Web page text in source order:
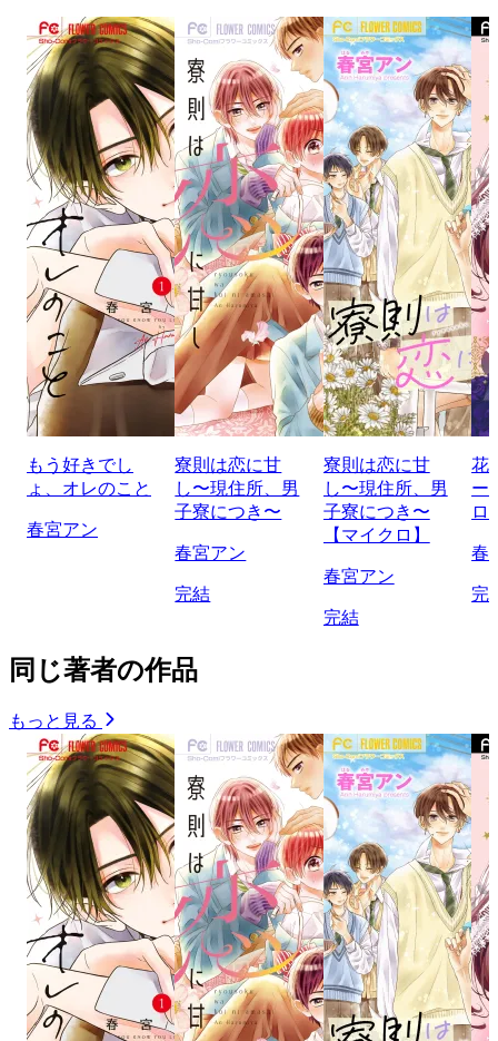
もう好きでし
ょ、オレのこと
春宮アン
寮則は恋に甘
し〜現住所、男
子寮につき〜
春宮アン
完結
寮則は恋に甘
し〜現住所、男
子寮につき〜
【マイクロ】
春宮アン
完結
花
ー
ロ
春
完
同じ著者の作品
もっと見る